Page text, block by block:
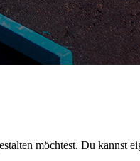
möchtest. Du kannst